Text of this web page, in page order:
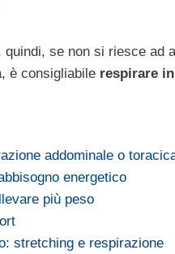
quindi, se non si riesce
è consigliabile respirare
addominale o
energetico
più peso
stretching e respirazione